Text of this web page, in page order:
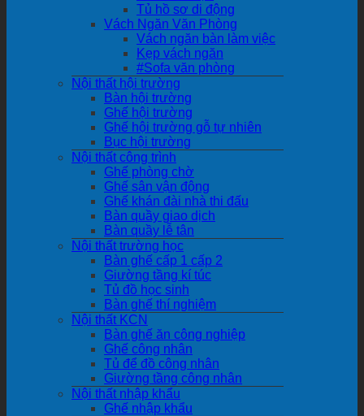
Tủ hồ sơ di động
Vách Ngăn Văn Phòng
Vách ngăn bàn làm việc
Kẹp vách ngăn
#Sofa văn phòng
Nội thất hội trường
Bàn hội trường
Ghế hội trường
Ghế hội trường gỗ tự nhiên
Bục hội trường
Nội thất công trình
Ghế phòng chờ
Ghế sân vận động
Ghế khán đài nhà thi đấu
Bàn quầy giao dịch
Bàn quầy lễ tân
Nội thất trường học
Bàn ghế cấp 1 cấp 2
Giường tầng kí túc
Tủ đồ học sinh
Bàn ghế thí nghiệm
Nội thất KCN
Bàn ghế ăn công nghiệp
Ghế công nhân
Tủ để đồ công nhân
Giường tầng công nhân
Nội thất nhập khẩu
Ghế nhập khẩu